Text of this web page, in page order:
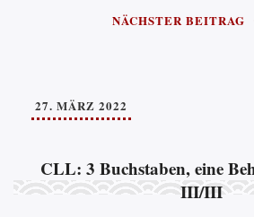
NÄCHSTER BEITRAG
CLL: 3 Buchstaben, eine
III/III
27. MÄRZ 2022